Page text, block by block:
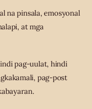
na pinsala, emosyonal
at mga
pag-uulat, hindi
pag-post